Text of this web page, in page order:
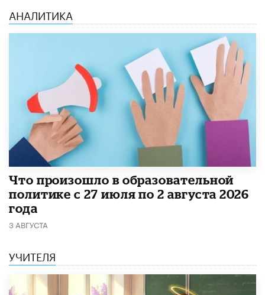
АНАЛИТИКА
​Что произошло в образовательной
политике с 27 июля по 2 августа 2026
года
3 АВГУСТА
УЧИТЕЛЯ